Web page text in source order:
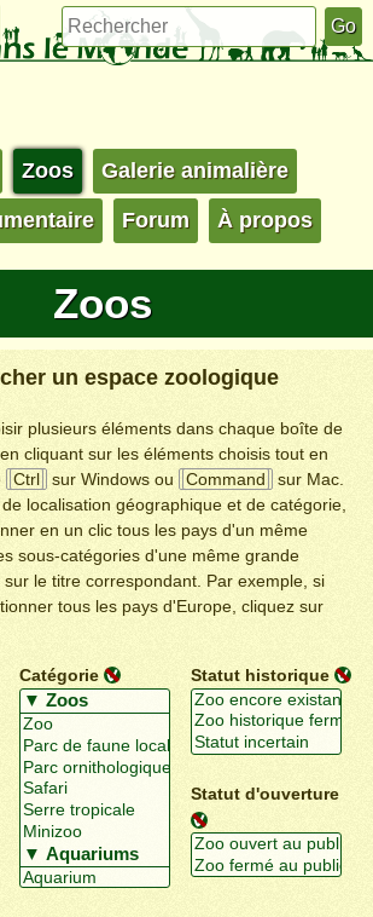
Zoos Galerie animalière
Forum À propos
Zoos
un espace zoologique
plusieurs éléments dans chaque boîte de
cliquant sur les éléments choisis tout en
Ctrl sur Windows ou Command
sur Mac.
localisation géographique et de catégorie,
en un clic tous les pays d'un même
sous-catégories d'une même grande
le titre correspondant. Par exemple, si
tous les pays d'Europe, cliquez sur
Catégorie Statut historique
Statut d'ouverture